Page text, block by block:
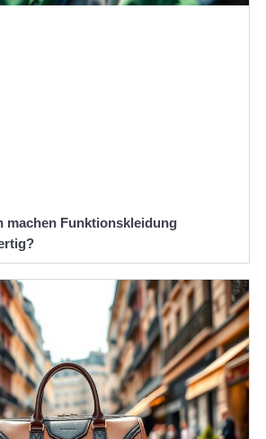
machen Funktionskleidung